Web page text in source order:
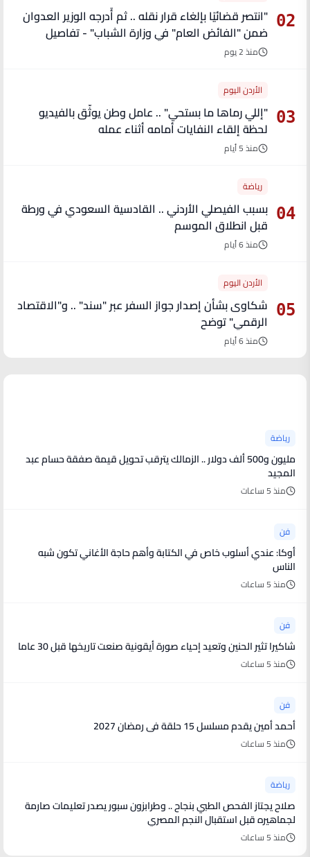
02
"انتصر قضائيًا بإلغاء قرار نقله .. ثم أُدرجه الوزير العدوان
ضمن "الفائض العام" في وزارة الشباب" - تفاصيل
منذ 2 يوم
03
الأردن اليوم
"إللي رماها ما بستحي" .. عامل وطن يوثّق بالفيديو
لحظة إلقاء النفايات أمامه أثناء عمله
منذ 5 أيام
04
رياضة
بسبب الفيصلي الأردني .. القادسية السعودي في ورطة
قبل انطلاق الموسم
منذ 6 أيام
05
الأردن اليوم
شكاوى بشأن إصدار جواز السفر عبر "سند" .. و"الاقتصاد
الرقمي" توضح
منذ 6 أيام
رياضة
مليون و500 ألف دولار .. الزمالك يترقب تحويل قيمة صفقة حسام عبد
المجيد
منذ 5 ساعات
فن
أوكا: عندي أسلوب خاص في الكتابة وأهم حاجة الأغاني تكون شبه
الناس
منذ 5 ساعات
فن
شاكيرا تثير الحنين وتعيد إحياء صورة أيقونية صنعت تاريخها قبل 30 عاما
منذ 5 ساعات
فن
أحمد أمين يقدم مسلسل 15 حلقة فى رمضان 2027
منذ 5 ساعات
رياضة
صلاح يجتاز الفحص الطبي بنجاح .. وطرابزون سبور يصدر تعليمات صارمة
لجماهيره قبل استقبال النجم المصري
منذ 5 ساعات